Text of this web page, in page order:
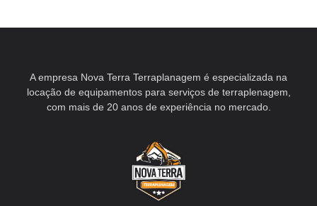
A empresa Nova Terra Terraplanagem é especializada na
locação de equipamentos para serviços de terraplenagem,
com mais de 20 anos de experiência no mercado.